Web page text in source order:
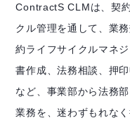
ContractS CLMは、契
クル管理を通して、業
約ライフサイクルマネ
書作成、法務相談、押
など、事業部から法務
業務を、迷わずもれな